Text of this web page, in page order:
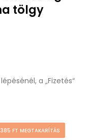
tölgy
a „Fizetés“
FT MEGTAKARÍTÁS